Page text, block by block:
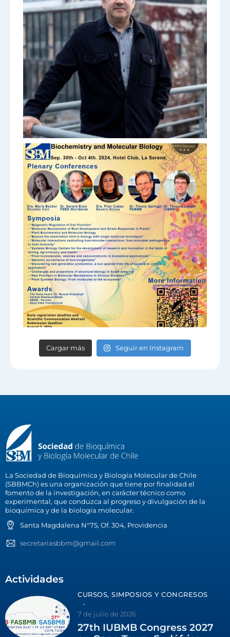
Cargar más Seguir en Instagram
La Sociedad de Bioquímica y Biología Molecular de Chile
(SBBMCh) es una organización que tiene por finalidad el
fomento de la investigación, en carácter técnico como
experimental, que conduzca al progreso y divulgación de la
bioquímica y de la biología molecular.
Santa Magdalena N°75, Of. 304, Providencia
secretariasbbm@gmail.com
Actividades
CURSOS, SIMPOSIOS Y CONGRESOS
7 de julio de 2026
27th IUBMB Congress 2027